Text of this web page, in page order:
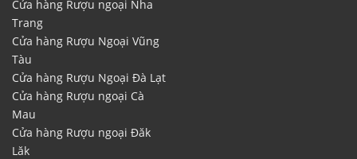
Cửa hàng Rượu ngoại Nha
Trang
Cửa hàng Rượu Ngoại Vũng
Tàu
Cửa hàng Rượu Ngoại Đà Lạt
Cửa hàng Rượu ngoại Cà
Mau
Cửa hàng Rượu ngoại Đăk
Lăk